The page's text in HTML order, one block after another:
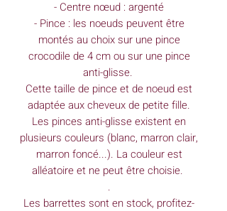
- Centre nœud : argenté
- Pince : les noeuds peuvent être
montés au choix sur une pince
crocodile de 4 cm ou sur une pince
anti-glisse.
Cette taille de pince et de noeud est
adaptée aux cheveux de petite fille.
Les pinces anti-glisse existent en
plusieurs couleurs (blanc, marron clair,
marron foncé...). La couleur est
alléatoire et ne peut être choisie.
.
Les barrettes sont en stock, profitez-